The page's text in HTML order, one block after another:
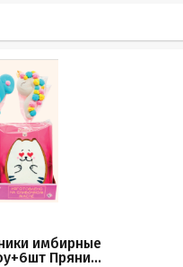
имбирные
Пряни...